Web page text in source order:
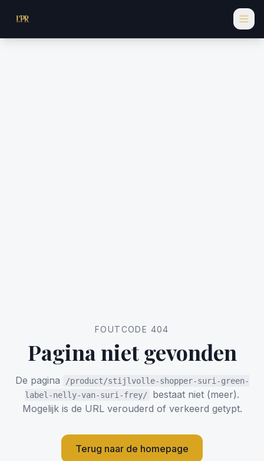
FOUTCODE 404
Pagina niet gevonden
De pagina
/product/stijlvolle-shopper-suri-green-
label-nelly-van-suri-frey/
bestaat niet (meer).
Mogelijk is de URL verouderd of verkeerd getypt.
Terug naar de homepage